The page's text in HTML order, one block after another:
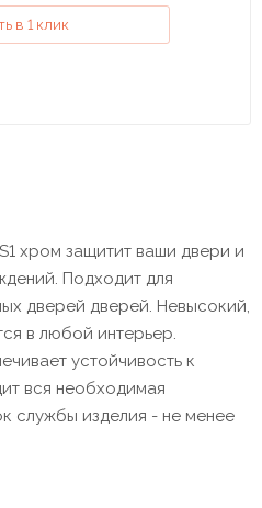
в 1 клик
хром защитит ваши двери и
Подходит для
дверей дверей. Невысокий,
в любой интерьер.
устойчивость к
вся необходимая
службы изделия - не менее